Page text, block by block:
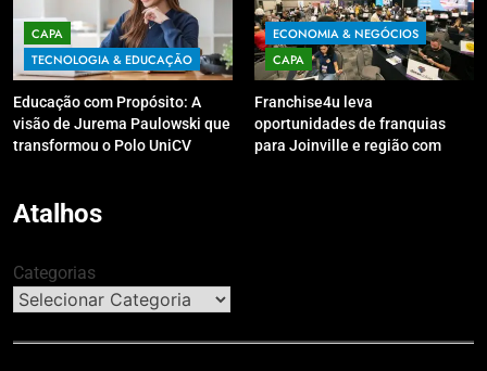
CAPA
TECNOLOGIA & EDUCAÇÃO
Educação com Propósito: A
visão de Jurema Paulowski que
transformou o Polo UniCV
ECONOMIA & NEGÓCIOS
CAPA
Franchise4u leva
oportunidades de franquias
para Joinville e região com
Atalhos
Categorias